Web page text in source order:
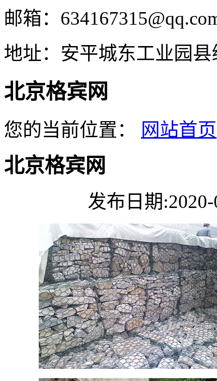
邮箱：
地址：安平城东工业园县
北京格宾网
您的当前位置： 网站首页
北京格宾网
发布日期